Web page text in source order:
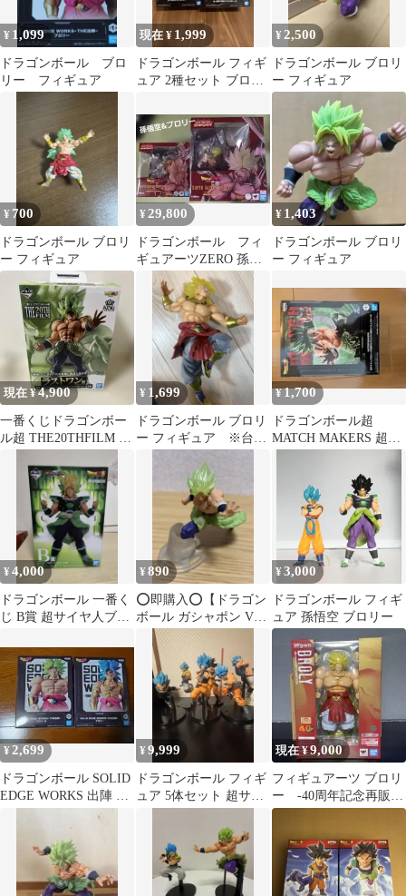
¥ 1,099
ドラゴンボール ブロ
リー フィギュア
現在 ¥ 1,999
ドラゴンボール フィギ
ュア 2種セット ブロリ
¥ 2,500
ドラゴンボール ブロリ
ー フィギュア
¥ 700
ドラゴンボール ブロリ
ー フィギュア
¥ 29,800
ドラゴンボール フィ
ギュアーツZERO 孫悟
空＆ブロリー 2体 内
袋未開封 正規
¥ 1,403
ドラゴンボール ブロリ
ー フィギュア
現在 ¥4,900
一番くじドラゴンボー
ル超 THE20THFILM ラ
ブロリー
¥ 1,699
ドラゴンボール ブロリ
ー フィギュア ※台座
¥1,700
ドラゴンボール超
MATCH MAKERS 超サ
¥4,000
ドラゴンボール 一番く
じ B賞 超サイヤ人ブロ
ギュア
¥890
⭕️即購入⭕️【ドラゴン
ボール ガシャポン VS
09 ブロリー フィギュ
ア】
¥3,000
ドラゴンボール フィギ
ュア 孫悟空 ブロリー
¥2,699
ドラゴンボール SOLID
EDGE WORKS 出陣 ブ
¥9,999
ドラゴンボール フィギ
ュア 5体セット 超サイ
現在 ¥9,000
フィギュアーツ ブロリ
ー -40周年記念再販
Edition-